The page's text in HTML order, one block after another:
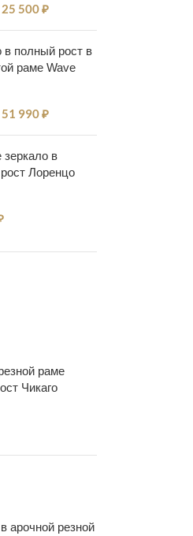
25 500₽
в полный рост в
раме Wave
51 990₽
зеркало в
Лоренцо
раме
Чикаго
арочной резной